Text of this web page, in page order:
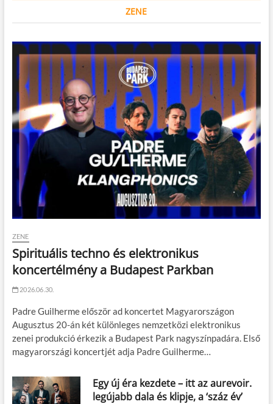
ZENE
ZENE
Spirituális techno és elektronikus
koncertélmény a Budapest Parkban
2026.06.30.
Padre Guilherme először ad koncertet Magyarországon
Augusztus 20-án két különleges nemzetközi elektronikus
zenei produkció érkezik a Budapest Park nagyszínpadára. Első
magyarországi koncertjét adja Padre Guilherme…
Egy új éra kezdete – itt az aurevoir.
legújabb dala és klipje, a ‘száz év’